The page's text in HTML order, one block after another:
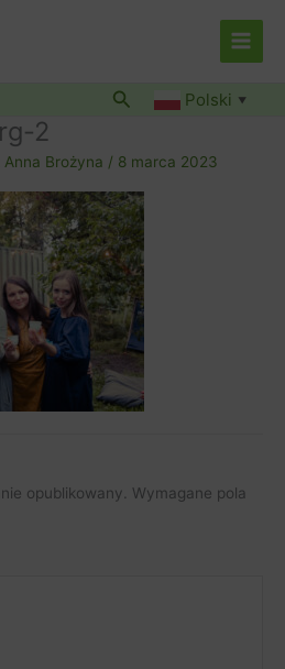
Szukaj Polski ▼
2
Anna Brożyna / 8 marca 2023
opublikowany.
Wymagane pola